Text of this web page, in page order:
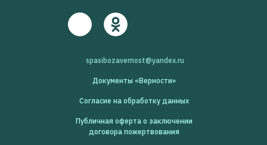
spasibozavernost@yandex.ru
Согласие на обработку данных
Документы «Верности»
Публичная оферта о заключении
договора пожертвования